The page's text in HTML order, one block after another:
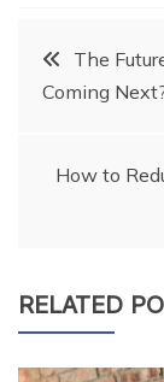
Post
The
Coming
How to
RELATED